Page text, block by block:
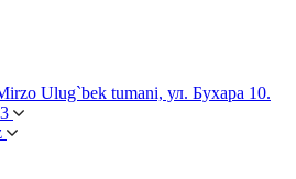
Ulug`bek tumani, ул. Бухара 10.